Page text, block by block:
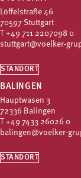
Löffelstraße 46
70597 Stuttgart
+49 711 2207098 0
stuttgart@voelker-
STANDORT
BALINGEN
Hauptwasen 3
72336 Balingen
+49 7433 26026 0
balingen@voelker-
STANDORT